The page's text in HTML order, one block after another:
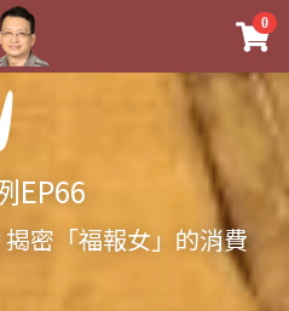
0
EP66
密「福報女」的消費
×
分類
整典藏版